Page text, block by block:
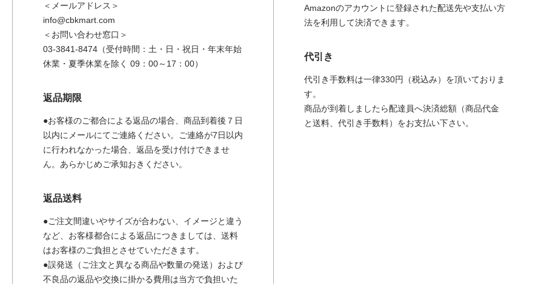
＜メールアドレス＞
info@cbkmart.com
＜お問い合わせ窓口＞
03-3841-8474（受付時間：土・日・祝日・年末年始
休業・夏季休業を除く 09：00～17：00）
返品期限
●お客様のご都合による返品の場合、商品到着後７日
以内にメールにてご連絡ください。ご連絡が7日以内
に行われなかった場合、返品を受け付けできませ
ん。あらかじめご承知おきください。
返品送料
●ご注文間違いやサイズが合わない、イメージと違う
など、お客様都合による返品につきましては、送料
はお客様のご負担とさせていただきます。
●誤発送（ご注文と異なる商品や数量の発送）および
不良品の返品や交換に掛かる費用は当方で負担いた
Amazonのアカウントに登録された配送先や支払い方
法を利用して決済できます。
代引き
代引き手数料は一律330円（税込み）を頂いておりま
す。
商品が到着しましたら配達員へ決済総額（商品代金
と送料、代引き手数料）をお支払い下さい。